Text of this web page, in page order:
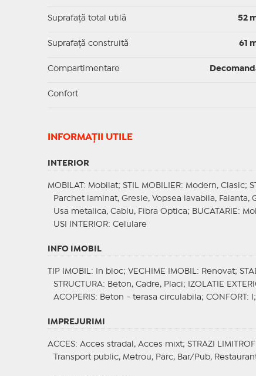
Suprafaţă total utilă 52
Suprafaţă construită 61
Compartimentare
Confort
INFORMAŢII UTILE
INTERIOR
MOBILAT : Mobilat; STIL MOBILIER: Modern, Clasic;
Parchet laminat, Gresie, Vopsea lavabila,
Usa metalica, Cablu, Fibra Optica; BUCATARIE :
USI INTERIOR: Celulare
INFO IMOBIL
TIP IMOBIL : In bloc; VECHIME IMOBIL : Renovat;
STRUCTURA: Beton, Cadre, Placi; IZOLATIE
ACOPERIS: Beton - terasa circulabila; CONFORT : I;
IMPREJURIMI
ACCES: Acces stradal, Acces mixt; STRAZI
Transport public, Metrou, Parc, Bar/Pub,